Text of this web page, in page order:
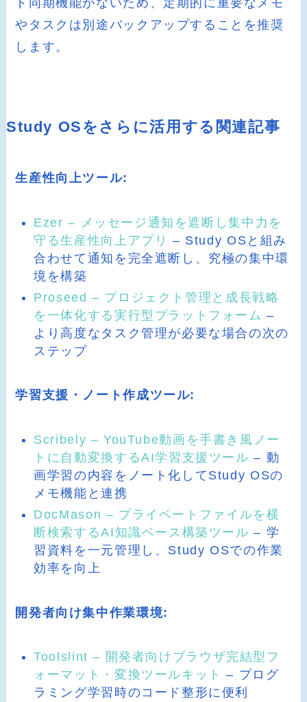
ド同期機能がないため、定期的に重要なメモ
やタスクは別途バックアップすることを推奨
します。
Study OSをさらに活用する関連記事
生産性向上ツール:
Ezer – メッセージ通知を遮断し集中力を
守る生産性向上アプリ – Study OSと組み
合わせて通知を完全遮断し、究極の集中環
境を構築
Proseed – プロジェクト管理と成長戦略
を一体化する実行型プラットフォーム –
より高度なタスク管理が必要な場合の次の
ステップ
学習支援・ノート作成ツール:
Scribely – YouTube動画を手書き風ノー
トに自動変換するAI学習支援ツール – 動
画学習の内容をノート化してStudy OSの
メモ機能と連携
DocMason – プライベートファイルを横
断検索するAI知識ベース構築ツール – 学
習資料を一元管理し、Study OSでの作業
効率を向上
開発者向け集中作業環境:
Toolslint – 開発者向けブラウザ完結型フ
ォーマット・変換ツールキット – プログ
ラミング学習時のコード整形に便利